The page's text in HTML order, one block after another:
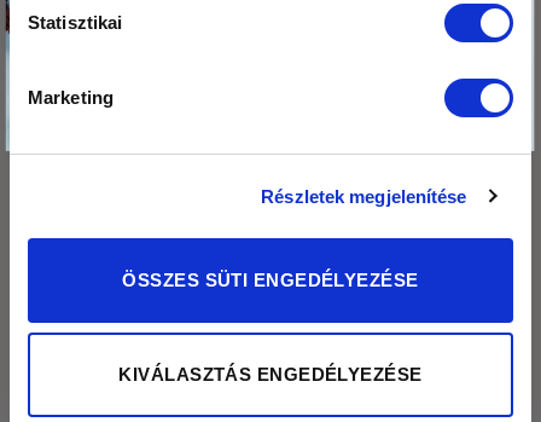
Statisztikai
Marketing
Részletek megjelenítése
ÖSSZES SÜTI ENGEDÉLYEZÉSE
KIVÁLASZTÁS ENGEDÉLYEZÉSE
2026. április
2026. február
2026. január
2025. november
2025. október
2025. szeptember
2025. augusztus
nehogy itt
felejtsd!